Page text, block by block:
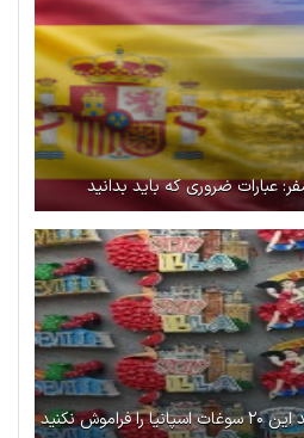
عبارات ضروری که باید بدانید
نکنید